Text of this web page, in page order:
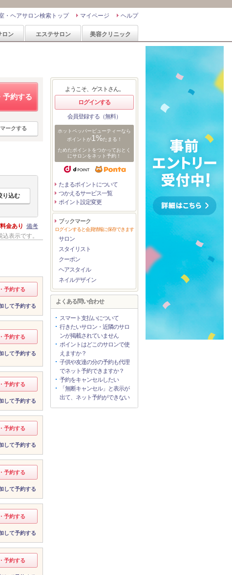
ヘルプ
マイページ
・ヘアサロン検索トップ
ロン エステサロン 美容クリニック
予約する
ークする
金あり 備考
込表示です。
予約する
して予約する
予約する
して予約する
予約する
して予約する
予約する
して予約する
予約する
して予約する
予約する
して予約する
予約する
ようこそ、ゲストさん。
ログインする
会員登録する（無料）
ホットペッパービューティーなら
ポイントが1%たまる！
ためたポイントをつかっておとく
にサロンをネット予約！
たまるポイントについて
つかえるサービス一覧
ポイント設定変更
ブックマーク
ログインすると会員情報に保存できます
サロン
スタイリスト
クーポン
ヘアスタイル
ネイルデザイン
よくある問い合わせ
スマート支払いについて
行きたいサロン・近隣のサロ
ンが掲載されていません
ポイントはどこのサロンで使
えますか？
子供や友達の分の予約も代理
でネット予約できますか？
予約をキャンセルしたい
「無断キャンセル」と表示が
出て、ネット予約ができない